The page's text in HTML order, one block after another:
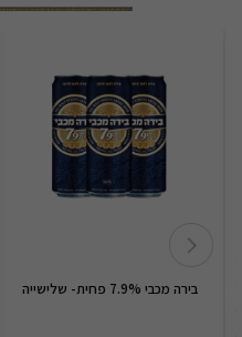
בירה מכבי 7.9% פחית- שלישייה